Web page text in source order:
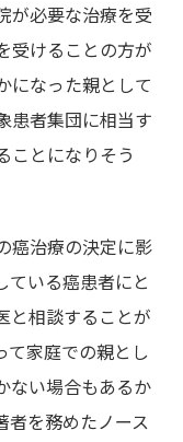
が必要な治療を受
受けることの方が
になった親として
患者集団に相当す
ことになりそう
癌治療の決定に影
ている癌患者にと
と相談することが
て家庭での親とし
ない場合もあるか
者を務めたノース